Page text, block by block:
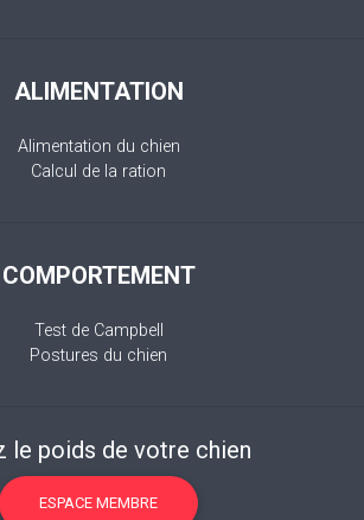
ALIMENTATION
Alimentation du chien
Calcul de la ration
COMPORTEMENT
Test de Campbell
Postures du chien
le poids de votre chien
ESPACE MEMBRE